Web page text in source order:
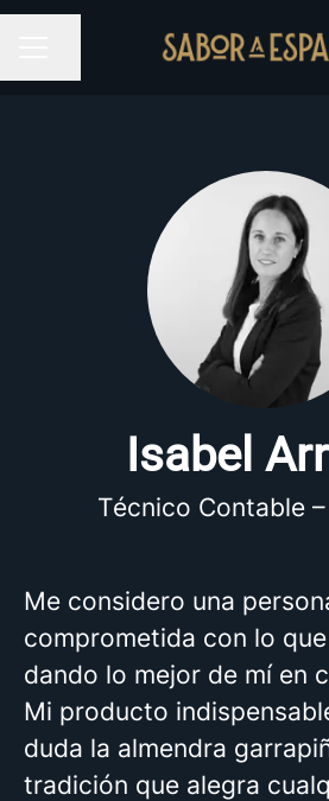
MENÚ DE EMPLEO
Compartir página
Isabel
Técnico Contable –
Me considero una
comprometida con lo
dando lo mejor de mí en
Mi producto
duda la almendra
tradición que alegra